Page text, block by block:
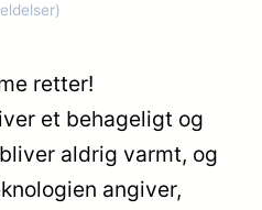
retter!
et behageligt og
aldrig varmt, og
angiver,